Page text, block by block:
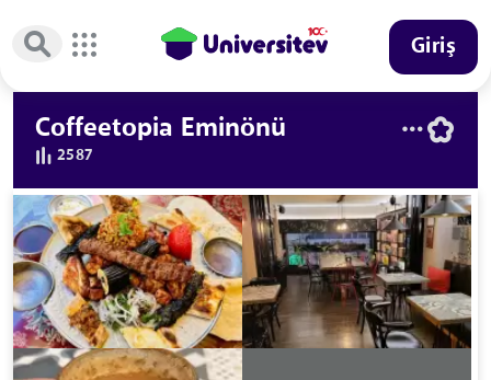
Giriş
Coffeetopia Eminönü
2587